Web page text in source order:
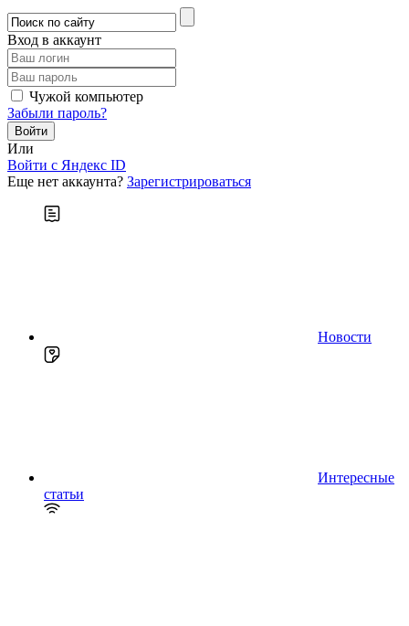
Вход в аккаунт
Чужой компьютер
Забыли пароль?
Или
Войти c Яндекс ID
Еще нет аккаунта? Зарегистрироваться
Новости
Интересные
статьи